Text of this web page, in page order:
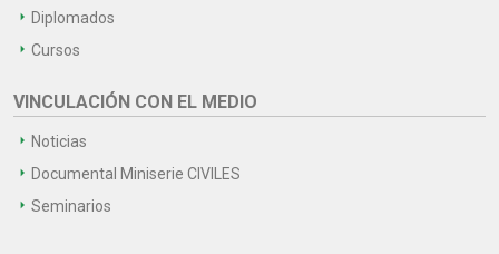
Diplomados
Cursos
VINCULACIÓN CON EL MEDIO
Noticias
Documental Miniserie CIVILES
Seminarios